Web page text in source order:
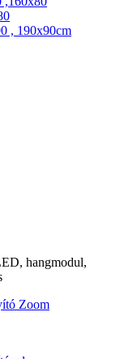
, 190x90cm
hangmodul,
Zoom